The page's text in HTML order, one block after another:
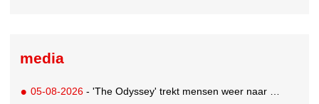
media
05-08-2026 - 'The Odyssey' trekt mensen weer naar de bioscoop